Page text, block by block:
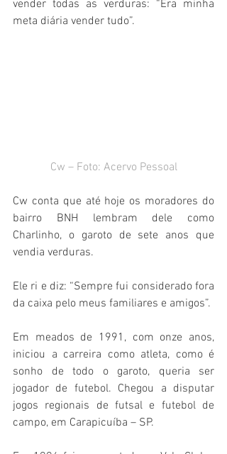
vender todas as verduras: “Era minha
meta diária vender tudo”.
Cw – Foto: Acervo Pessoal
Cw conta que até hoje os moradores do
bairro BNH lembram dele como
Charlinho, o garoto de sete anos que
vendia verduras.
Ele ri e diz: “Sempre fui considerado fora
da caixa pelo meus familiares e amigos”.
Em meados de 1991, com onze anos,
iniciou a carreira como atleta, como é
sonho de todo o garoto, queria ser
jogador de futebol. Chegou a disputar
jogos regionais de futsal e futebol de
campo, em Carapicuíba – SP.